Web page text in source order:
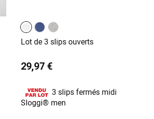
Lot de 3 slips ouverts
29,97 €